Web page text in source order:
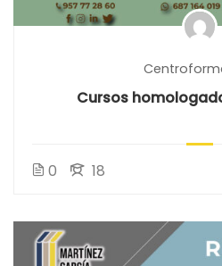
Cursos
0 18